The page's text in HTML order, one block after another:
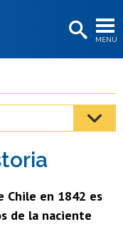
MENÚ
Chile en 1842 es
de la naciente